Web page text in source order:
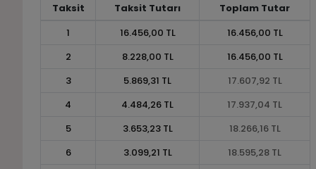
Taksit Taksit Tutarı
Toplam Tutar
1
16.456,00 TL
16.456,00 TL
2
8.228,00 TL
16.456,00 TL
3
5.869,31 TL
17.607,92 TL
4
4.484,26 TL
17.937,04 TL
5
3.653,23 TL
18.266,16 TL
6
3.099,21 TL
18.595,28 TL